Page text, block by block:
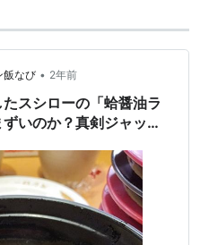
飯なび • 2年前
スシローの「蛤醤油ラ
いのか？真剣ジャッ